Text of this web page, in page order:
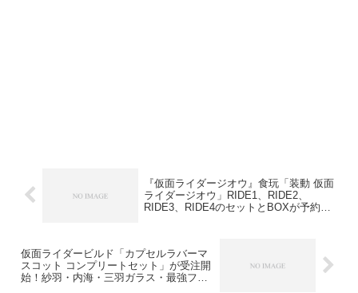
『仮面ライダージオウ』食玩「装動 仮面
ライダージオウ」RIDE1、RIDE2、
RIDE3、RIDE4のセットとBOXが予約開
仮面ライダービルド「カプセルラバーマ
スコット コンプリートセット」が受注開
始！紗羽・内海・三羽ガラス・最強フォ